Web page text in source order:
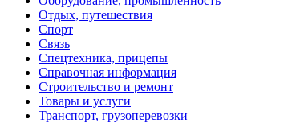
Отдых, путешествия
Спорт
Связь
Спецтехника, прицепы
Справочная информация
Строительство и ремонт
Товары и услуги
Транспорт, грузоперевозки